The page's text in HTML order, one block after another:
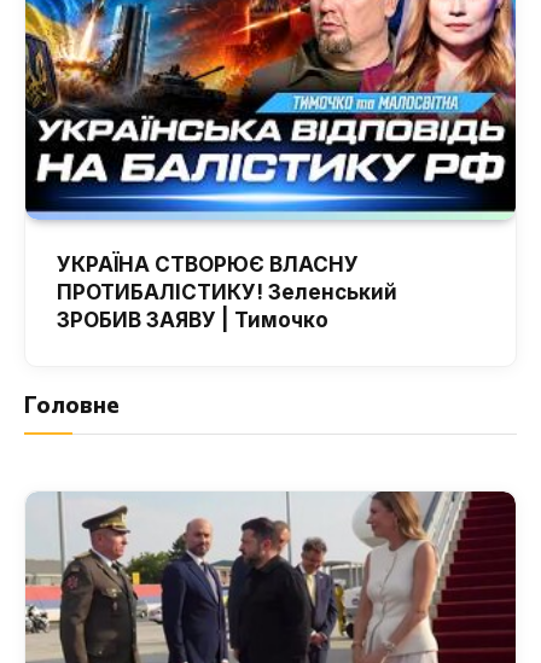
УКРАЇНА СТВОРЮЄ ВЛАСНУ
ПРОТИБАЛІСТИКУ! Зеленський
ЗРОБИВ ЗАЯВУ | Тимочко
Головне